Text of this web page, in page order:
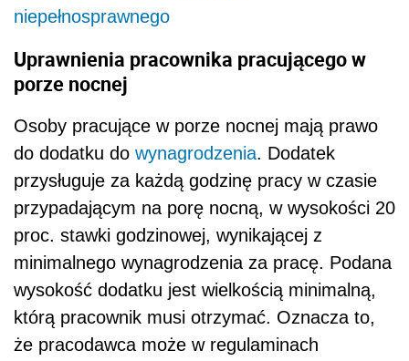
niepełnosprawnego
Uprawnienia pracownika pracującego w
porze nocnej
Osoby pracujące w porze nocnej mają prawo
do dodatku do wynagrodzenia. Dodatek
przysługuje za każdą godzinę pracy w czasie
przypadającym na porę nocną, w wysokości 20
proc. stawki godzinowej, wynikającej z
minimalnego wynagrodzenia za pracę. Podana
wysokość dodatku jest wielkością minimalną,
którą pracownik musi otrzymać. Oznacza to,
że pracodawca może w regulaminach